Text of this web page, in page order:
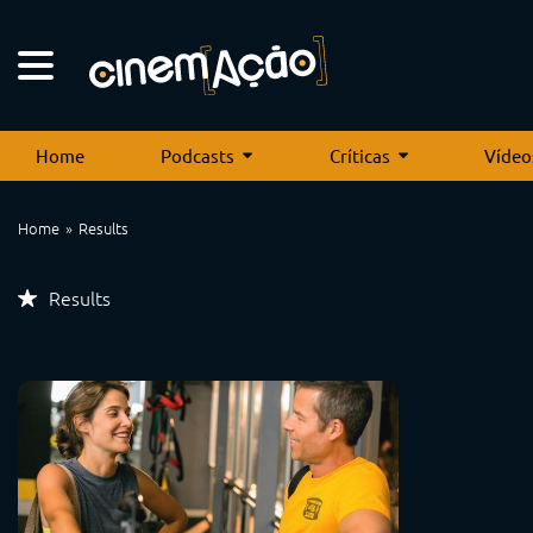
Home Podcasts Críticas
Home Results
Results